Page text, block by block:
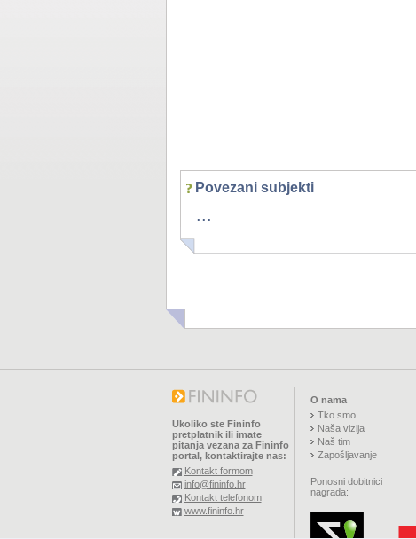
Povezani subjekti
...
Ukoliko ste Fininfo
pretplatnik ili imate
pitanja vezana za Fininfo
portal, kontaktirajte nas:
Kontakt formom
info@fininfo.hr
Kontakt telefonom
www.fininfo.hr
O nama
Tko smo
Naša vizija
Naš tim
Zapošljavanje
Ponosni dobitnici
nagrada: